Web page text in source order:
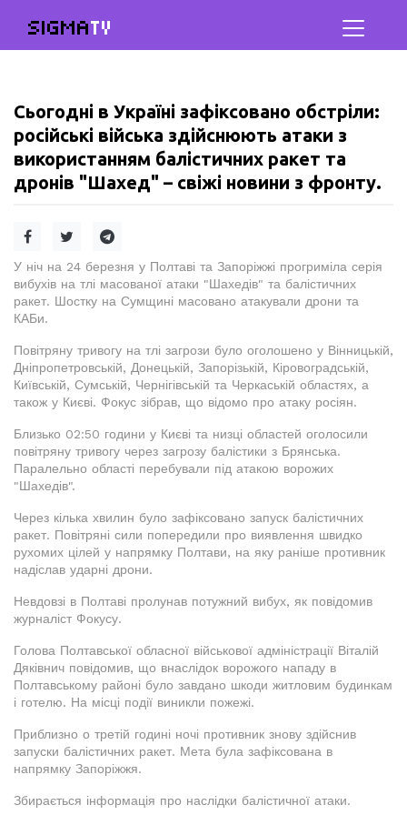
SIGMATV
Сьогодні в Україні зафіксовано обстріли:
російські війська здійснюють атаки з
використанням балістичних ракет та
дронів "Шахед" – свіжі новини з фронту.
У ніч на 24 березня у Полтаві та Запоріжжі прогриміла серія
вибухів на тлі масованої атаки "Шахедів" та балістичних
ракет. Шостку на Сумщині масовано атакували дрони та
КАБи.
Повітряну тривогу на тлі загрози було оголошено у Вінницькій,
Дніпропетровській, Донецькій, Запорізькій, Кіровоградській,
Київській, Сумській, Чернігівській та Черкаській областях, а
також у Києві. Фокус зібрав, що відомо про атаку росіян.
Близько 02:50 години у Києві та низці областей оголосили
повітряну тривогу через загрозу балістики з Брянська.
Паралельно області перебували під атакою ворожих
"Шахедів".
Через кілька хвилин було зафіксовано запуск балістичних
ракет. Повітряні сили попередили про виявлення швидко
рухомих цілей у напрямку Полтави, на яку раніше противник
надіслав ударні дрони.
Невдовзі в Полтаві пролунав потужний вибух, як повідомив
журналіст Фокусу.
Голова Полтавської обласної військової адміністрації Віталій
Дяківнич повідомив, що внаслідок ворожого нападу в
Полтавському районі було завдано шкоди житловим будинкам
і готелю. На місці події виникли пожежі.
Приблизно о третій годині ночі противник знову здійснив
запуски балістичних ракет. Мета була зафіксована в
напрямку Запоріжжя.
Збирається інформація про наслідки балістичної атаки.